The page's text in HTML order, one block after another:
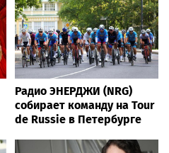
Радио ЭНЕРДЖИ (NRG)
собирает команду на Tour
de Russie в Петербурге